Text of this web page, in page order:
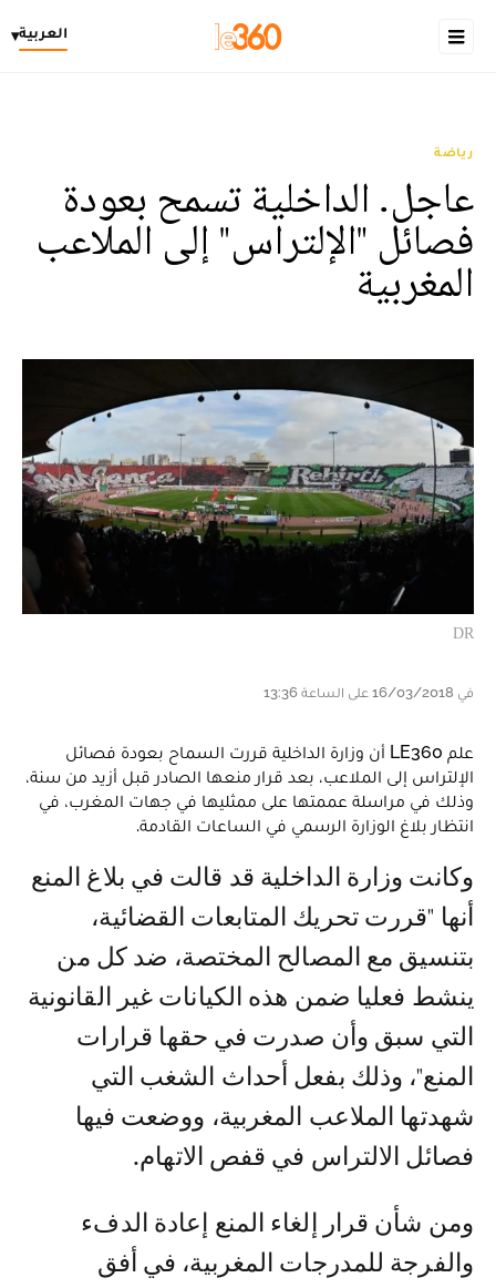
العربية▾
رياضة
عاجل. الداخلية تسمح بعودة
فصائل "الإلتراس" إلى الملاعب
المغربية
DR
في 16/03/2018 على الساعة 13:36
علم LE360 أن وزارة الداخلية قررت السماح بعودة فصائل
الإلتراس إلى الملاعب، بعد قرار منعها الصادر قبل أزيد من سنة،
وذلك في مراسلة عممتها على ممثليها في جهات المغرب، في
انتظار بلاغ الوزارة الرسمي في الساعات القادمة.
وكانت وزارة الداخلیة قد قالت في بلاغ المنع
أنھا "قررت تحریك المتابعات القضائیة،
بتنسیق مع المصالح المختصة، ضد كل من
ینشط فعلیا ضمن ھذه الكیانات غیر القانونیة
التي سبق وأن صدرت في حقھا قرارات
المنع"، وذلك بفعل أحداث الشغب التي
شهدتها الملاعب المغربية، ووضعت فيها
فصائل الالتراس في قفص الاتهام.
ومن شأن قرار إلغاء المنع إعادة الدفء
والفرجة للمدرجات المغربية، في أفق